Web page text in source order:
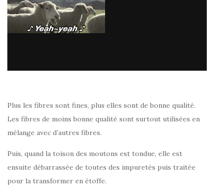
Plus les fibres sont fines, plus elles sont de bonne qualité.
Les fibres de moins bonne qualité sont surtout utilisées en
mélange avec d’autres fibres.
Puis, quand la toison des moutons est tondue, elle est
ensuite débarrassée de toutes des impuretés puis traitée
pour la transformer en étoffe.